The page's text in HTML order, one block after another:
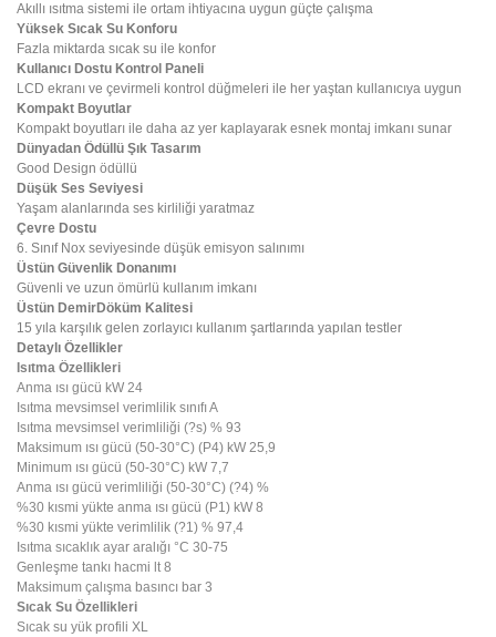
Akıllı ısıtma sistemi ile ortam ihtiyacına uygun güçte çalışma
Yüksek Sıcak Su Konforu
Fazla miktarda sıcak su ile konfor
Kullanıcı Dostu Kontrol Paneli
LCD ekranı ve çevirmeli kontrol düğmeleri ile her yaştan kullanıcıya uygun
Kompakt Boyutlar
Kompakt boyutları ile daha az yer kaplayarak esnek montaj imkanı sunar
Dünyadan Ödüllü Şık Tasarım
Good Design ödüllü
Düşük Ses Seviyesi
Yaşam alanlarında ses kirliliği yaratmaz
Çevre Dostu
6. Sınıf Nox seviyesinde düşük emisyon salınımı
Üstün Güvenlik Donanımı
Güvenli ve uzun ömürlü kullanım imkanı
Üstün DemirDöküm Kalitesi
15 yıla karşılık gelen zorlayıcı kullanım şartlarında yapılan testler
Detaylı Özellikler
Isıtma Özellikleri
Anma ısı gücü kW 24
Isıtma mevsimsel verimlilik sınıfı A
Isıtma mevsimsel verimliliği (?s) % 93
Maksimum ısı gücü (50-30°C) (P4) kW 25,9
Minimum ısı gücü (50-30°C) kW 7,7
Anma ısı gücü verimliliği (50-30°C) (?4) %
%30 kısmi yükte anma ısı gücü (P1) kW 8
%30 kısmi yükte verimlilik (?1) % 97,4
Isıtma sıcaklık ayar aralığı °C 30-75
Genleşme tankı hacmi lt 8
Maksimum çalışma basıncı bar 3
Sıcak Su Özellikleri
Sıcak su yük profili XL